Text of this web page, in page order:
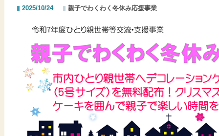
2025/10/24 親子でわくわく冬休み応援事業